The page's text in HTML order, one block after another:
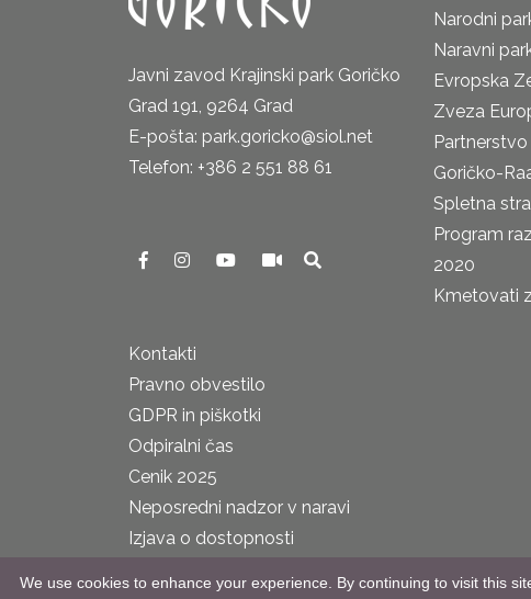
Javni zavod Krajinski park Goričko
Grad 191, 9264 Grad
E-pošta: park.goricko@siol.net
Telefon: +386 2 551 88 61
Kontakti
Pravno obvestilo
GDPR in piškotki
Odpiralni čas
Cenik 2025
Neposredni nadzor v naravi
Izjava o dostopnosti
Narodni
Naravni
Evropska
Zveza
Goričko-
Spletna
Program
2020
Kmetovati
We use cookies to enhance your experience. By continuing to visit this